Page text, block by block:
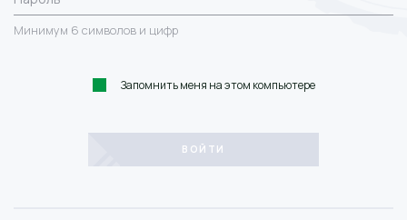
Минимум 6 символов и цифр
Запомнить меня на этом компьютере